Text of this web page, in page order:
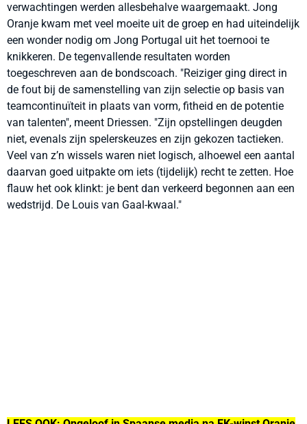
verwachtingen werden allesbehalve waargemaakt. Jong
Oranje kwam met veel moeite uit de groep en had uiteindelijk
een wonder nodig om Jong Portugal uit het toernooi te
knikkeren. De tegenvallende resultaten worden
toegeschreven aan de bondscoach. "Reiziger ging direct in
de fout bij de samenstelling van zijn selectie op basis van
teamcontinuïteit in plaats van vorm, fitheid en de potentie
van talenten", meent Driessen. "Zijn opstellingen deugden
niet, evenals zijn spelerskeuzes en zijn gekozen tactieken.
Veel van z’n wissels waren niet logisch, alhoewel een aantal
daarvan goed uitpakte om iets (tijdelijk) recht te zetten. Hoe
flauw het ook klinkt: je bent dan verkeerd begonnen aan een
wedstrijd. De Louis van Gaal-kwaal."